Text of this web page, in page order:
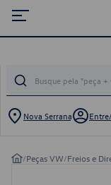
Nova Serrana
/Peças VW/Freios e